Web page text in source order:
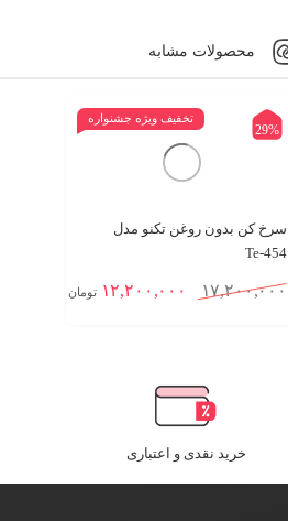
محصولات مشابه
تخفیف ویژه جشنواره
29%
سرخ‌ کن بدون روغن تکنو مدل
Te‑454
۱۷,۲۰۰,۰۰۰ ۱۲,۲۰۰,۰۰۰ تومان
خرید نقدی و اعتباری